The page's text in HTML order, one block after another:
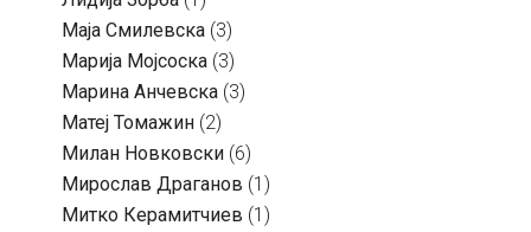
Маја Смилевска (3)
Марија Мојсоска (3)
Марина Анчевска (3)
Матеј Томажин (2)
Милан Новковски (6)
Мирослав Драганов (1)
Митко Керамитчиев (1)